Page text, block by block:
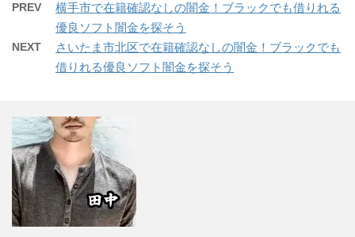
PREV
横手市で在籍確認なしの闇金！ブラックでも借りれる
優良ソフト闇金を探そう
NEXT
さいたま市北区で在籍確認なしの闇金！ブラックでも
借りれる優良ソフト闇金を探そう